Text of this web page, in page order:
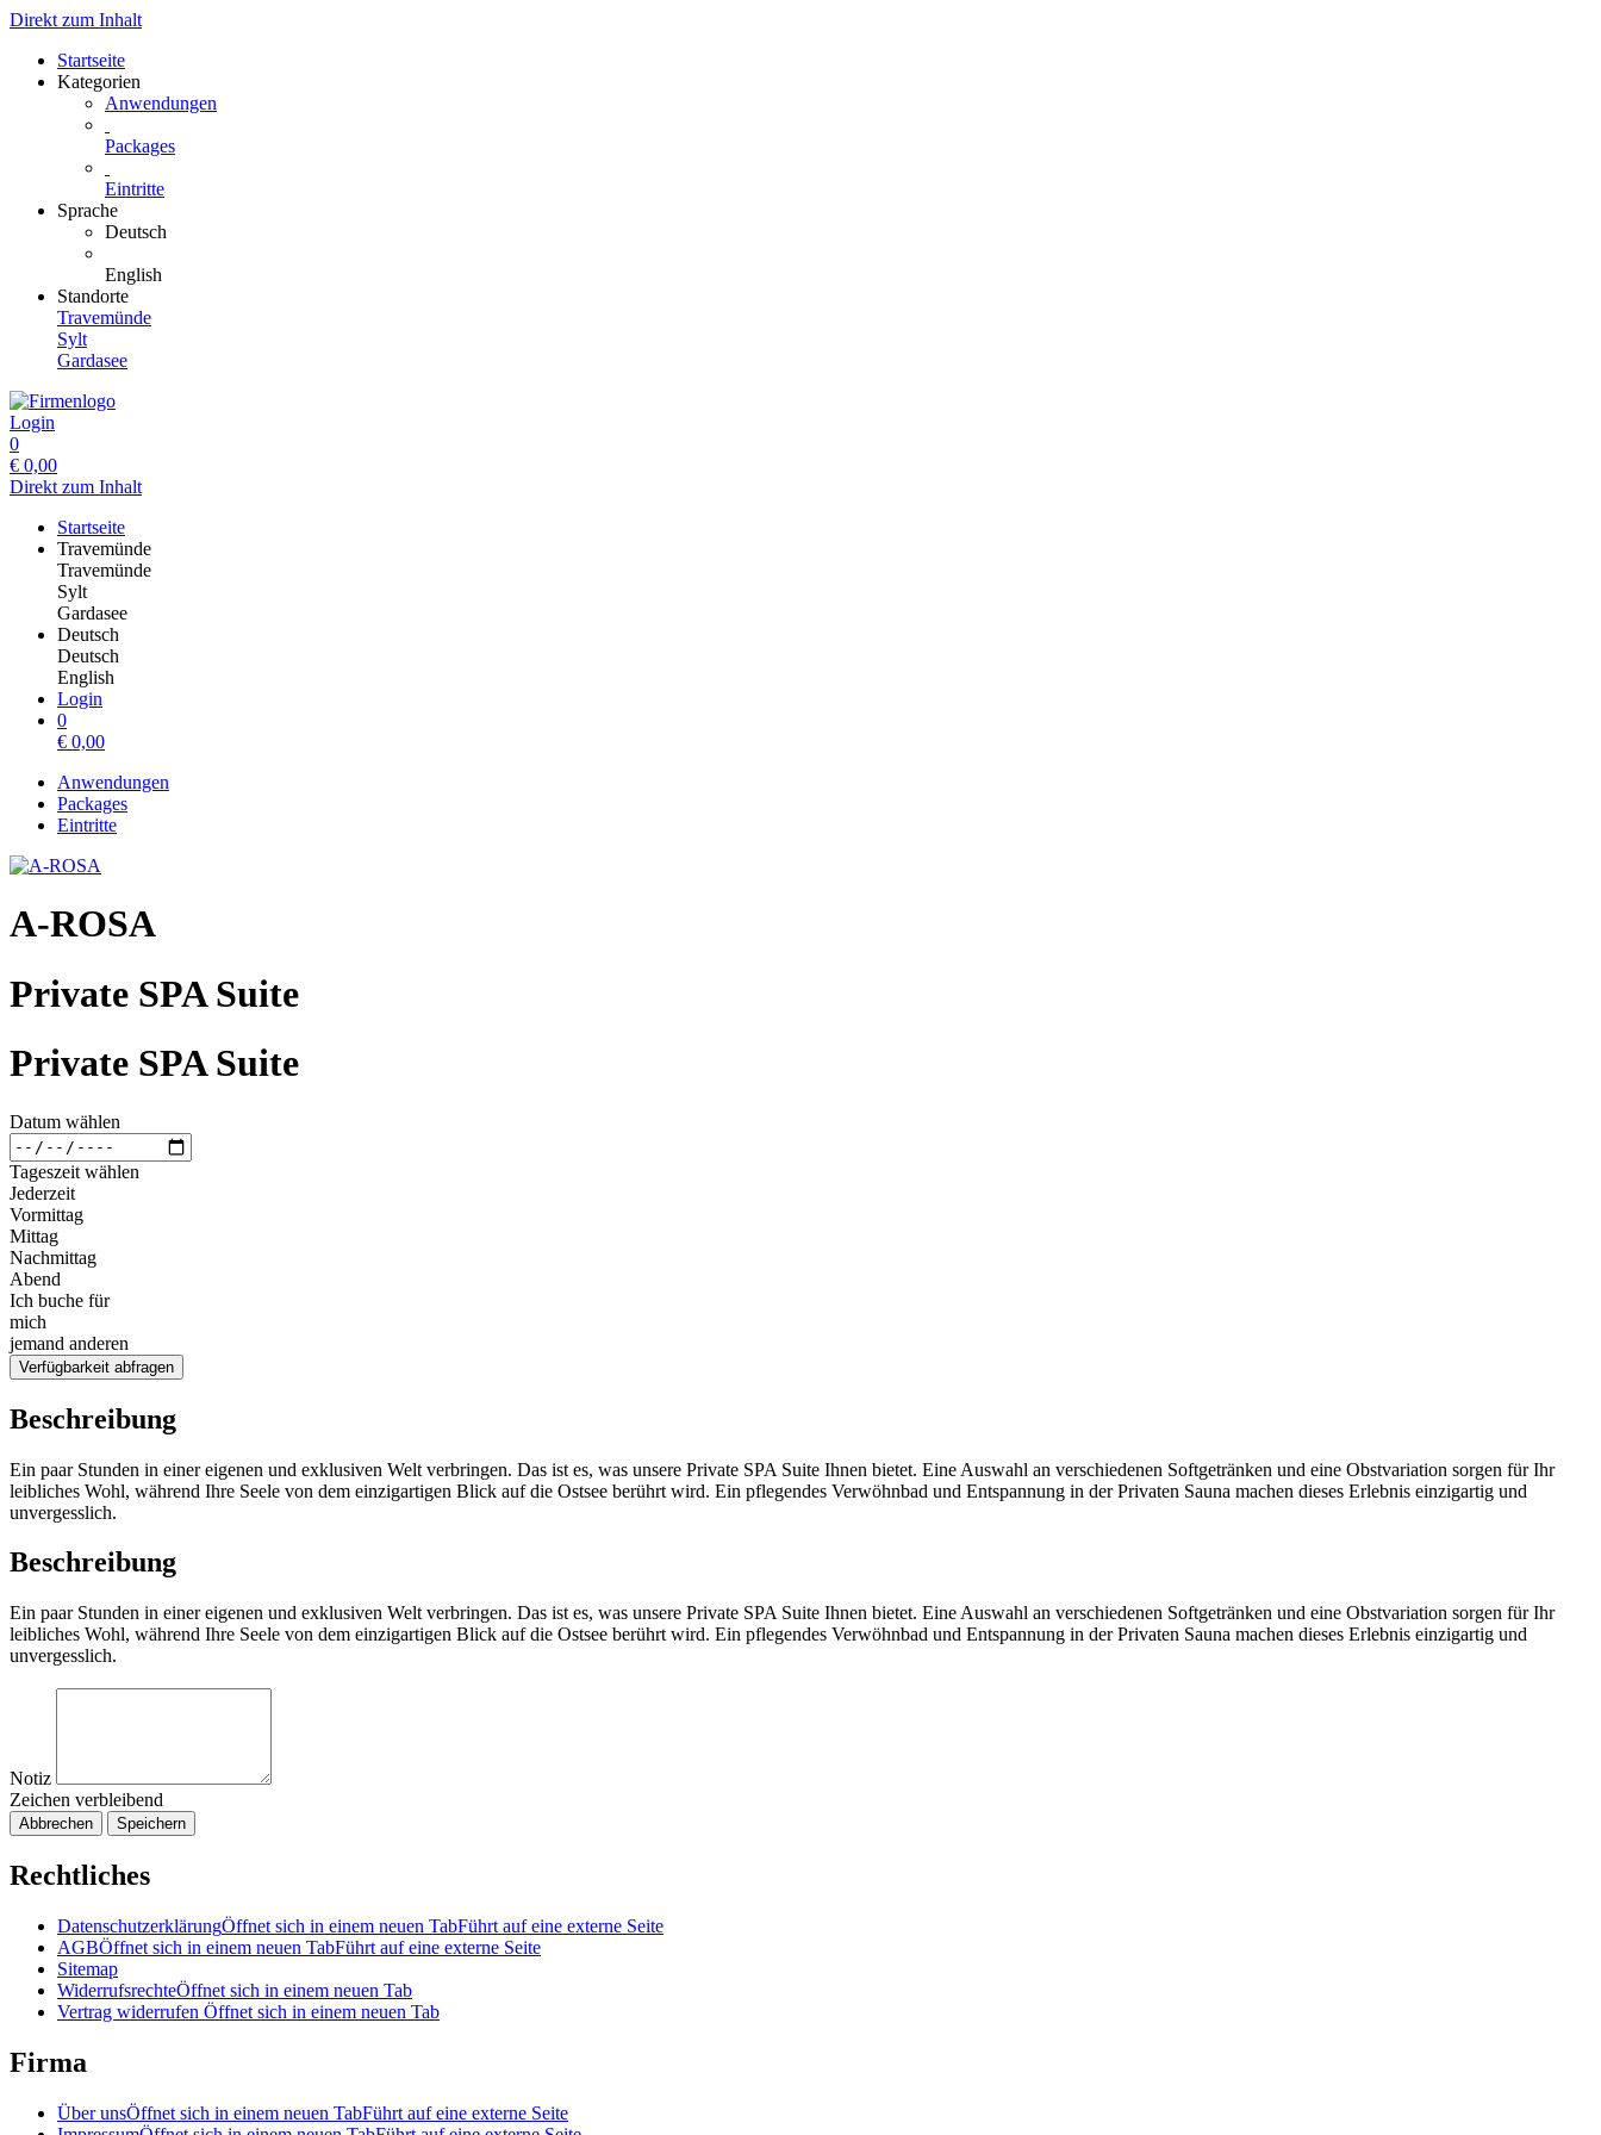
Direkt zum Inhalt
Startseite
Kategorien
Anwendungen
Packages
Eintritte
Sprache
Deutsch
English
Standorte
Travemünde
Sylt
Gardasee
Login
0
€ 0,00
Direkt zum Inhalt
Startseite
Travemünde
Travemünde
Sylt
Gardasee
Deutsch
Deutsch
English
Login
0
€ 0,00
Anwendungen
Packages
Eintritte
A-ROSA
Private SPA Suite
Private SPA Suite
Datum wählen
Tageszeit wählen
Jederzeit
Vormittag
Mittag
Nachmittag
Abend
Ich buche für
mich
jemand anderen
Verfügbarkeit abfragen
Beschreibung
Ein paar Stunden in einer eigenen und exklusiven Welt verbringen. Das ist es, was unsere Private SPA Suite Ihnen bietet. Eine Auswahl an verschiedenen Softgetränken und eine Obstvariation sorgen für Ihr
leibliches Wohl, während Ihre Seele von dem einzigartigen Blick auf die Ostsee berührt wird. Ein pflegendes Verwöhnbad und Entspannung in der Privaten Sauna machen dieses Erlebnis einzigartig und
unvergesslich.
Beschreibung
Ein paar Stunden in einer eigenen und exklusiven Welt verbringen. Das ist es, was unsere Private SPA Suite Ihnen bietet. Eine Auswahl an verschiedenen Softgetränken und eine Obstvariation sorgen für Ihr
leibliches Wohl, während Ihre Seele von dem einzigartigen Blick auf die Ostsee berührt wird. Ein pflegendes Verwöhnbad und Entspannung in der Privaten Sauna machen dieses Erlebnis einzigartig und
unvergesslich.
Notiz
Zeichen verbleibend
Abbrechen Speichern
Rechtliches
DatenschutzerklärungÖffnet sich in einem neuen TabFührt auf eine externe Seite
AGBÖffnet sich in einem neuen TabFührt auf eine externe Seite
Sitemap
WiderrufsrechteÖffnet sich in einem neuen Tab
Vertrag widerrufen Öffnet sich in einem neuen Tab
Firma
Über unsÖffnet sich in einem neuen TabFührt auf eine externe Seite